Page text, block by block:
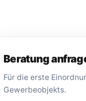
Beratung
Für die erste
Gewerbeobjekts.